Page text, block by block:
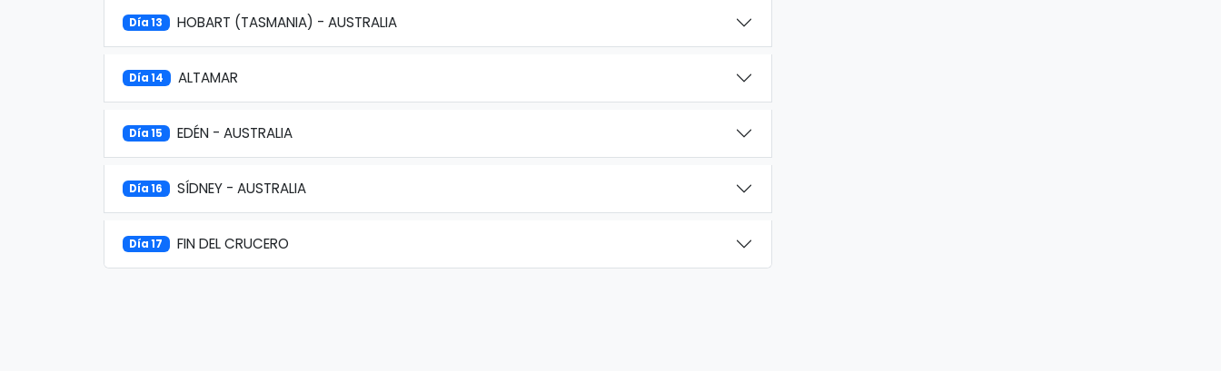
Día 13 HOBART (TASMANIA) - AUSTRALIA
Día 14 ALTAMAR
Día 15 EDÉN - AUSTRALIA
Día 16 SÍDNEY - AUSTRALIA
Día 17 FIN DEL CRUCERO